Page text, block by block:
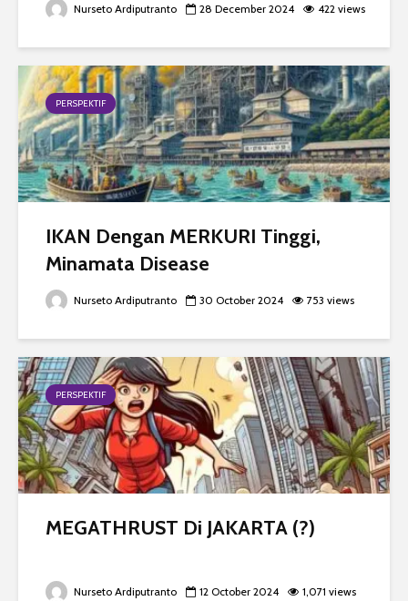
Nurseto Ardiputranto 28 December 2024 422 views
PERSPEKTIF
IKAN Dengan MERKURI Tinggi,
Minamata Disease
Nurseto Ardiputranto 30 October 2024 753 views
PERSPEKTIF
MEGATHRUST Di JAKARTA (?)
Nurseto Ardiputranto 12 October 2024 1,071 views